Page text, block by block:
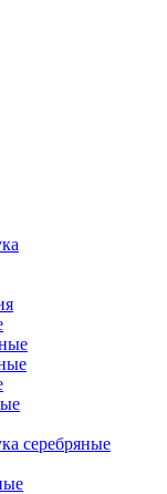
серебряные